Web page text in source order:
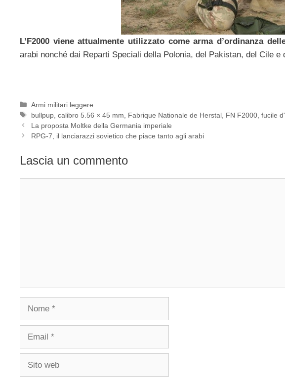
L’F2000 viene attualmente utilizzato come arma d’ordinanza
arabi nonché dai Reparti Speciali della Polonia, del Pakistan, del Cile e
Categorie
Armi militari leggere
Tag
bullpup ,calibro 5.56 × 45 mm Fabrique Nationale de Herstal FN F2000 ,fucile
La proposta Moltke della Germania imperiale
RPG-7, il lanciarazzi sovietico che piace tanto agli arabi
Lascia un commento
Nome
Email
Sito